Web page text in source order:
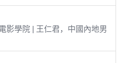
影學院 | 王仁君，中國內地男